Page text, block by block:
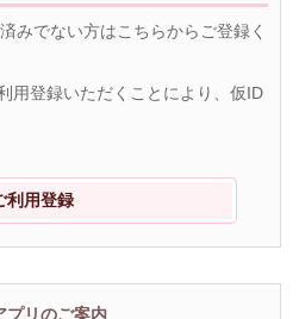
みでない方はこちらからご登録く
用登録いただくことにより、仮ID
利用登録
プリのご案内